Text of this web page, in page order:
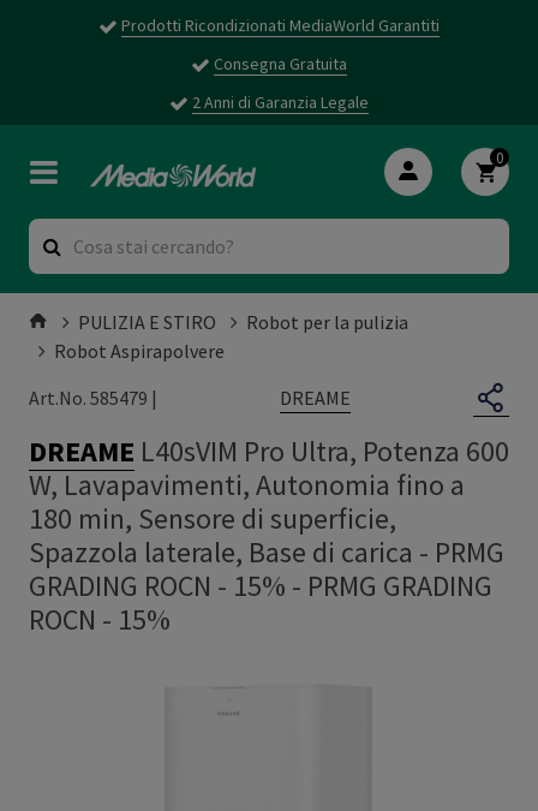
Prodotti Ricondizionati MediaWorld Garantiti
Consegna Gratuita
2 Anni di Garanzia Legale
0
PULIZIA E STIRO
Robot per la pulizia
Robot Aspirapolvere
Art.No. 585479 |
DREAME
DREAME L40sVIM Pro Ultra, Potenza 600
W, Lavapavimenti, Autonomia fino a
180 min, Sensore di superficie,
Spazzola laterale, Base di carica - PRMG
GRADING ROCN - 15% - PRMG GRADING
ROCN - 15%